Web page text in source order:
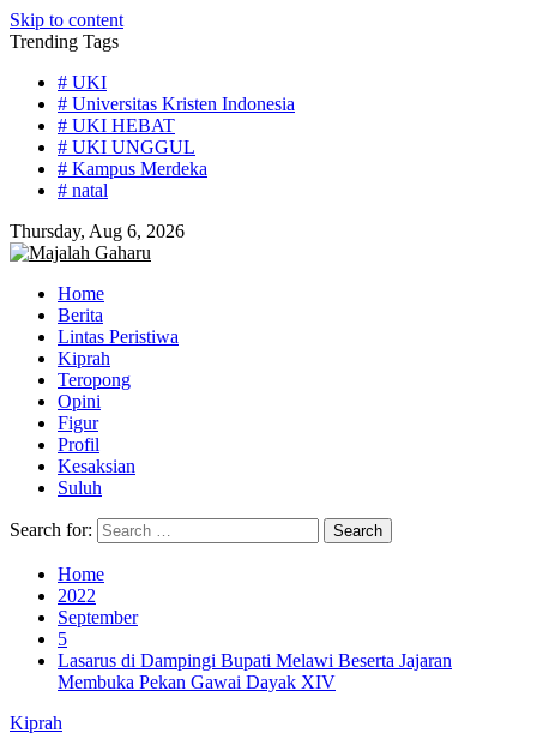
Skip to content
Trending Tags
# UKI
# Universitas Kristen Indonesia
# UKI HEBAT
# UKI UNGGUL
# Kampus Merdeka
# natal
Thursday, Aug 6, 2026
Home
Berita
Lintas Peristiwa
Kiprah
Teropong
Opini
Figur
Profil
Kesaksian
Suluh
Search for:
Home
2022
September
5
Lasarus di Dampingi Bupati Melawi Beserta Jajaran
Membuka Pekan Gawai Dayak XIV
Kiprah